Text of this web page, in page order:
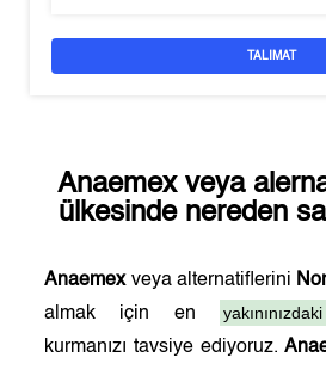
TALIMAT
Anaemexveya
ülkesinde nereden
Anaemexveya alternatiflerini
almak için en
kurmanızı tavsiye ediyoruz.